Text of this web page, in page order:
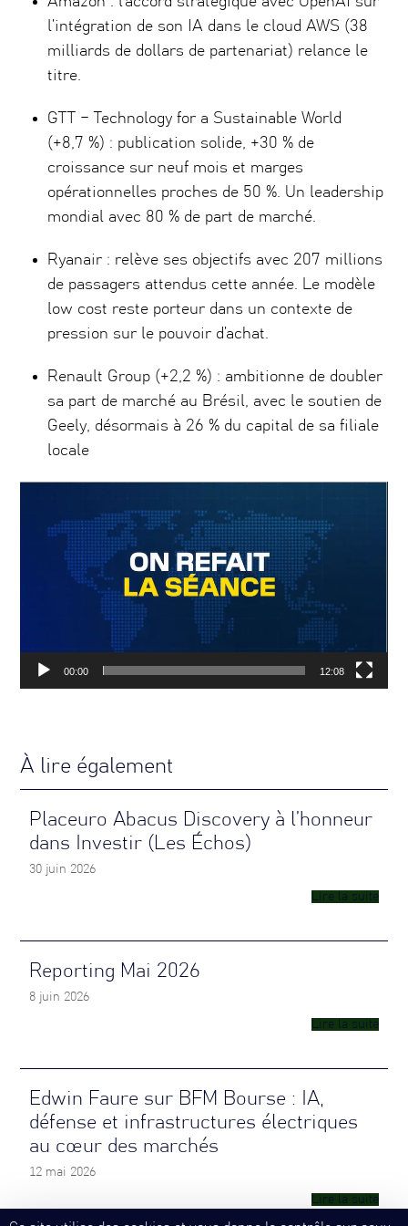
l’intégration de son IA dans le cloud AWS (38
milliards de dollars de partenariat) relance le
titre.
GTT – Technology for a Sustainable World
(+8,7 %) : publication solide, +30 % de
croissance sur neuf mois et marges
opérationnelles proches de 50 %. Un leadership
mondial avec 80 % de part de marché.
Ryanair : relève ses objectifs avec 207 millions
de passagers attendus cette année. Le modèle
low cost reste porteur dans un contexte de
pression sur le pouvoir d’achat.
Renault Group (+2,2 %) : ambitionne de doubler
sa part de marché au Brésil, avec le soutien de
Geely, désormais à 26 % du capital de sa filiale
locale
00:00 12:08
À lire également
Placeuro Abacus Discovery à l’honneur
dans Investir (Les Échos)
30 juin 2026
Lire la suite
Reporting Mai 2026
8 juin 2026
Lire la suite
Edwin Faure sur BFM Bourse : IA,
défense et infrastructures électriques
au cœur des marchés
12 mai 2026
Lire la suite